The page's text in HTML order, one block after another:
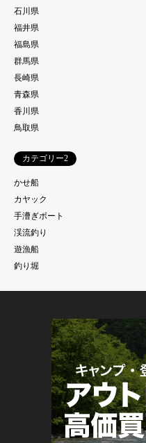
石川県
福井県
福島県
群馬県
長崎県
青森県
香川県
鳥取県
カテゴリー2
かせ船
カヤック
手漕ぎボート
渓流釣り
遊漁船
釣り堀